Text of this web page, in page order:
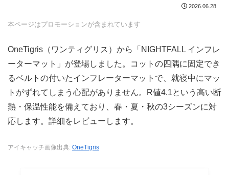
2026.06.28
本ページはプロモーションが含まれています
OneTigris（ワンティグリス）から「NIGHTFALL インフレ
ーターマット」が登場しました。コットの四隅に固定でき
るベルトの付いたインフレーターマットで、就寝中にマッ
トがずれてしまう心配がありません。R値4.1という高い断
熱・保温性能を備えており、春・夏・秋の3シーズンに対
応します。詳細をレビューします。
アイキャッチ画像出典: OneTigris